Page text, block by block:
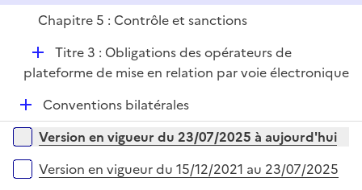
Chapitre 5 : Contrôle et sanctions
D
é
l
i
e
r
Titre 3 : Obligations des opérateurs de
plateforme de mise en relation par voie électronique
D
é
p
Conventions bilatérales
Versions sur la période
Version en vigueur du 23/07/2025 à aujourd'hui
Version en vigueur du 15/12/2021 au 23/07/2025